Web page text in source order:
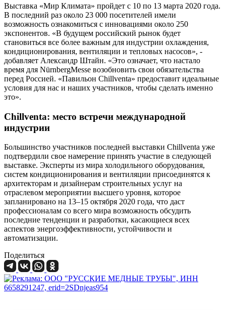
Выставка «Мир Климата» пройдет с 10 по 13 марта 2020 года.
В последний раз около 23 000 посетителей имели
возможность ознакомиться с инновациями около 250
экспонентов. «В будущем российский рынок будет
становиться все более важным для индустрии охлаждения,
кондиционирования, вентиляции и тепловых насосов», -
добавляет Александр Штайн. «Это означает, что настало
время для NürnbergMesse возобновить свои обязательства
перед Россией. «Павильон Chillventa» предоставит идеальные
условия для нас и наших участников, чтобы сделать именно
это».
Chillventa: место встречи международной
индустрии
Большинство участников последней выставки Chillventa уже
подтвердили свое намерение принять участие в следующей
выставке. Эксперты из мира холодильного оборудования,
систем кондиционирования и вентиляции присоединятся к
архитекторам и дизайнерам строительных услуг на
отраслевом мероприятии высшего уровня, которое
запланировано на 13–15 октября 2020 года, что даст
профессионалам со всего мира возможность обсудить
последние тенденции и разработки, касающиеся всех
аспектов энергоэффективности, устойчивости и
автоматизации.
Поделиться